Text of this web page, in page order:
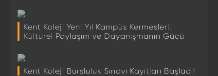
Kent Koleji Yeni Yıl Kampüs Kermesleri:
Kültürel Paylaşım ve Dayanışmanın Gücü
Kent Koleji Bursluluk Sınavı Kayıtları Başladı!